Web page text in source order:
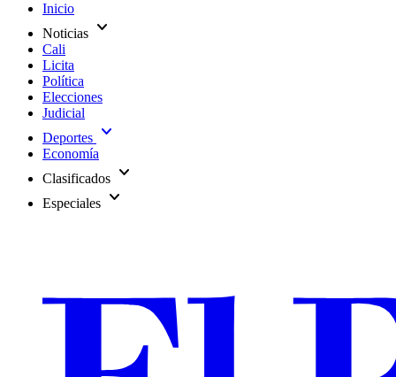
Inicio
Noticias expand_more
Cali
Licita
Política
Elecciones
Judicial
Deportes expand_more
Economía
Clasificados expand_more
Especiales expand_more